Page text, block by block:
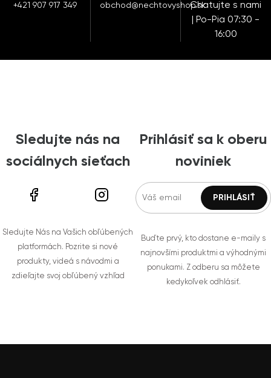
+421 907 917 349 obchod@nechtovyshop.skChatujte s nami
| Po-Pia 07:30 -
16:00
Sledujte nás na
sociálnych sieťach
Sledujte Nás na Vašich obľúbených
platformách. Pozrite si nové
produkty, videá s návodmi a
zdieľajte svoj obľúbený vzhľad
Prihlásiť sa k oberu
noviniek
Buďte prvý, kto dostane e-maily s
najnovšími produktmi a výhodnými
ponukami. Z odberu sa môžete
kedykoľvek odhlásiť.